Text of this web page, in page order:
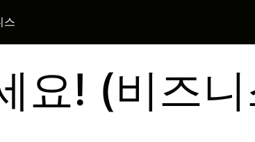
스
요! (비즈